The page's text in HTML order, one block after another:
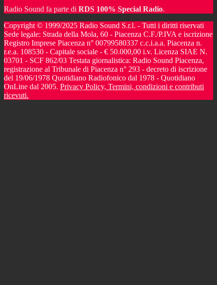
Radio Sound fa parte di RDS 100% Special Radio.
Copyright © 1999/2025 Radio Sound S.r.l. - Tutti i diritti riservati
Sede legale: Strada della Mola, 60 - Piacenza C.F./P.IVA e iscrizione
Registro Imprese Piacenza n° 00799580337 c.c.i.a.a. Piacenza n.
r.e.a. 108530 - Capitale sociale - € 50.000,00 i.v. Licenza SIAE N.
03701 - SCF 862/03 Testata giornalistica: Radio Sound Piacenza,
registrazione al Tribunale di Piacenza n° 293 - decreto di iscrizione
del 19/06/1978 Quotidiano Radiofonico dal 1978 - Quotidiano
OnLine dal 2005. Privacy Policy, Termini, condizioni e contributi
ricevuti.